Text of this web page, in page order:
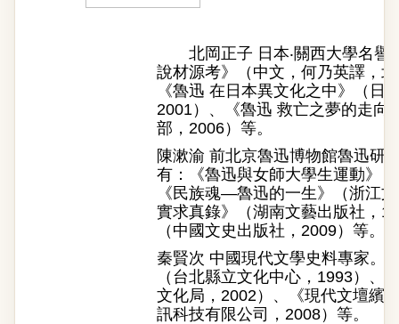
北岡正子 日本‧關西大學名譽
說材源考》（中文，何乃英譯，
《魯迅 在日本異文化之中》（日
2001）、《魯迅 救亡之夢的走向
部，2006）等。
陳漱渝 前北京魯迅博物館魯迅研
有：《魯迅與女師大學生運動》
《民族魂—魯迅的一生》（浙江
實求真錄》（湖南文藝出版社，
（中國文史出版社，2009）等。
秦賢次 中國現代文學史料專家。
（台北縣立文化中心，1993）、
文化局，2002）、《現代文壇
訊科技有限公司，2008）等。